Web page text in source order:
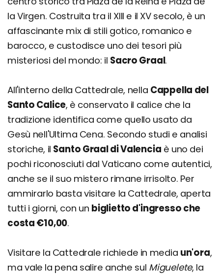
la Virgen. Costruita tra il XIII e il XV secolo, è un
affascinante mix di stili gotico, romanico e
barocco, e custodisce uno dei tesori più
misteriosi del mondo: il Sacro Graal.
All'interno della Cattedrale, nella Cappella del
Santo Calice, è conservato il calice che la
tradizione identifica come quello usato da
Gesù nell'Ultima Cena. Secondo studi e analisi
storiche, il Santo Graal di Valencia è uno dei
pochi riconosciuti dal Vaticano come autentici,
anche se il suo mistero rimane irrisolto. Per
ammirarlo basta visitare la Cattedrale, aperta
tutti i giorni, con un biglietto d'ingresso che
costa €10,00.
Visitare la Cattedrale richiede in media un'ora,
ma vale la pena salire anche sul Miguelete, la